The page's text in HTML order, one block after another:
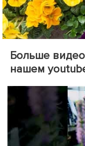
Больше
нашем